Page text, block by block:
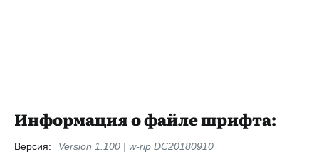
Информация о файле шрифта:
Версия:
Version 1.100 | w-rip DC20180910